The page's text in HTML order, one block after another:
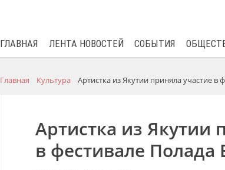
ГЛАВНАЯ ЛЕНТА НОВОСТЕЙ СОБЫТИЯ
Главная Культура Артистка из Якутии приняла участие
Артистка из Якутии
в фестивале